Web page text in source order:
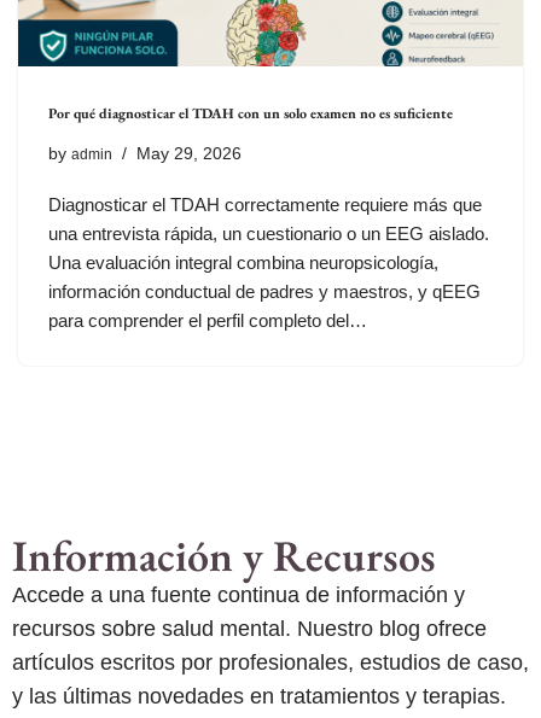
Por qué diagnosticar el TDAH con un solo examen no es suficiente
by admin May 29, 2026
Diagnosticar el TDAH correctamente requiere más que
una entrevista rápida, un cuestionario o un EEG aislado.
Una evaluación integral combina neuropsicología,
información conductual de padres y maestros, y qEEG
para comprender el perfil completo del…
Información y Recursos
Accede a una fuente continua de información y
recursos sobre salud mental. Nuestro blog ofrece
artículos escritos por profesionales, estudios de caso,
y las últimas novedades en tratamientos y terapias.